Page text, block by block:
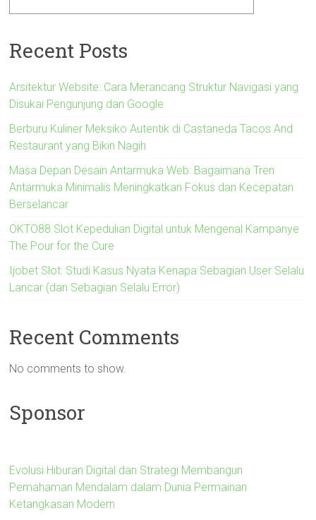
Recent Posts
Arsitektur Website: Cara Merancang Struktur Navigasi yang
Disukai Pengunjung dan Google
Berburu Kuliner Meksiko Autentik di Castaneda Tacos And
Restaurant yang Bikin Nagih
Masa Depan Desain Antarmuka Web: Bagaimana Tren
Antarmuka Minimalis Meningkatkan Fokus dan Kecepatan
Berselancar
OKTO88 Slot Kepedulian Digital untuk Mengenal Kampanye
The Pour for the Cure
Ijobet Slot: Studi Kasus Nyata Kenapa Sebagian User Selalu
Lancar (dan Sebagian Selalu Error)
Recent Comments
No comments to show.
Sponsor
Evolusi Hiburan Digital dan Strategi Membangun
Pemahaman Mendalam dalam Dunia Permainan
Ketangkasan Modern